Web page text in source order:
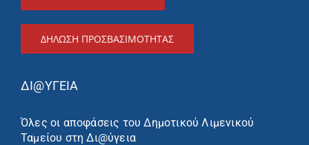
ΔΉΛΩΣΗ ΠΡΟΣΒΑΣΙΜΌΤΗΤΑΣ
ΔΙ@ΥΓΕΙΑ
Όλες οι αποφάσεις του Δημοτικού Λιμενικού
Ταμείου στη Δι@ύγεια